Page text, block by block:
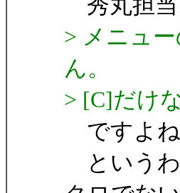
> メニュ
ん。
> [C]だけ
ですよね
というわ